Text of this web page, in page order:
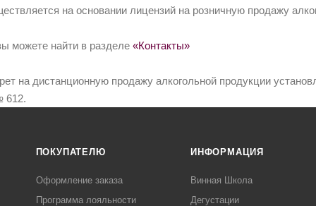
на основании лицензий на розничную продажу
можете найти в разделе «Контакты»
на дистанционную продажу алкогольной продукции
612.
ПОКУПАТЕЛЮ
Оформление заказа
Программа лояльности
ИНФОРМАЦИЯ
Винная Школа
Дегустации